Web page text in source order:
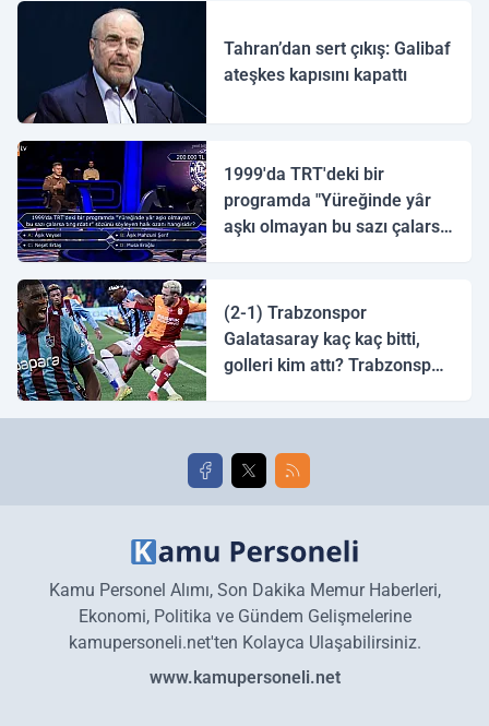
Tahran’dan sert çıkış: Galibaf
ateşkes kapısını kapattı
1999'da TRT'deki bir
programda "Yüreğinde yâr
aşkı olmayan bu sazı çalarsa
(2-1) Trabzonspor
Galatasaray kaç kaç bitti,
golleri kim attı? Trabzonspor
golleri!
Kamu Personel Alımı, Son Dakika Memur Haberleri,
Ekonomi, Politika ve Gündem Gelişmelerine
kamupersoneli.net'ten Kolayca Ulaşabilirsiniz.
www.kamupersoneli.net